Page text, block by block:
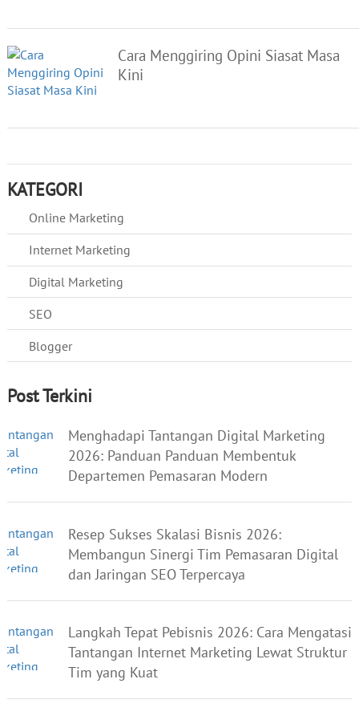
Cara Menggiring Opini Siasat Masa
Kini
KATEGORI
Online Marketing
Internet Marketing
Digital Marketing
SEO
Blogger
Post Terkini
Menghadapi Tantangan Digital Marketing
2026: Panduan Panduan Membentuk
Departemen Pemasaran Modern
Resep Sukses Skalasi Bisnis 2026:
Membangun Sinergi Tim Pemasaran Digital
dan Jaringan SEO Terpercaya
Langkah Tepat Pebisnis 2026: Cara Mengatasi
Tantangan Internet Marketing Lewat Struktur
Tim yang Kuat